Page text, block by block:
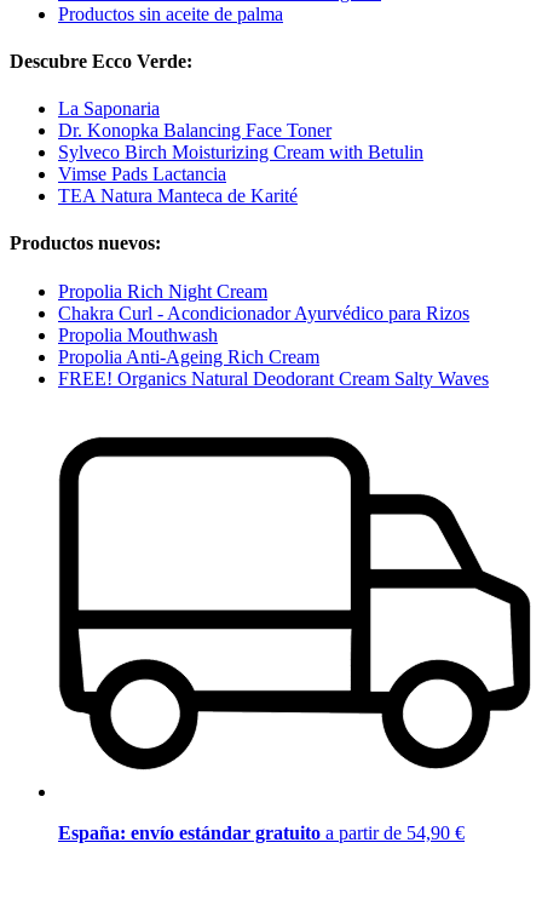
Productos sin aceite de palma
Descubre Ecco Verde:
La Saponaria
Dr. Konopka Balancing Face Toner
Sylveco Birch Moisturizing Cream with Betulin
Vimse Pads Lactancia
TEA Natura Manteca de Karité
Productos nuevos:
Propolia Rich Night Cream
Chakra Curl - Acondicionador Ayurvédico para Rizos
Propolia Mouthwash
Propolia Anti-Ageing Rich Cream
FREE! Organics Natural Deodorant Cream Salty Waves
España: envío estándar gratuito a partir de 54,90 €